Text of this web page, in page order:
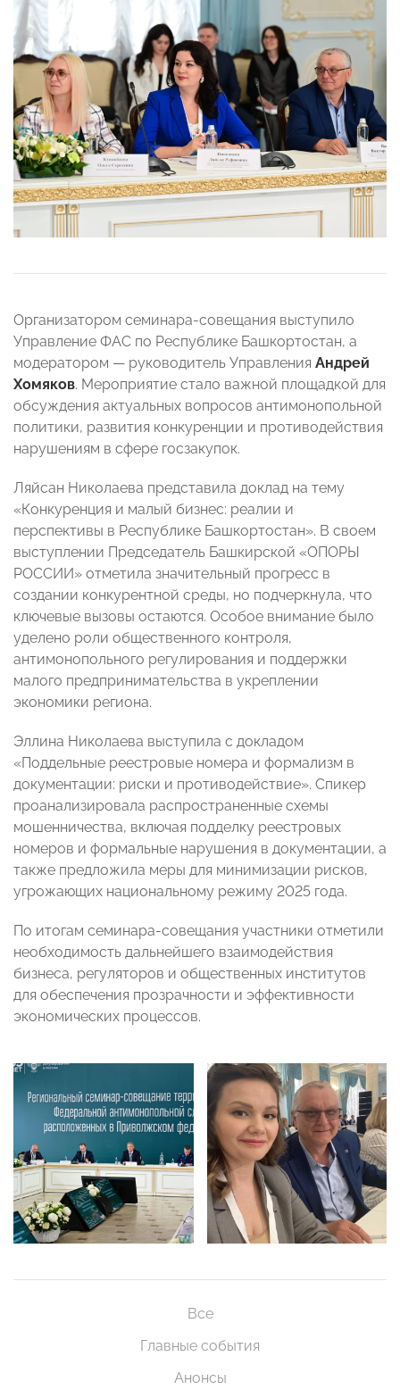
Организатором семинара-совещания выступило
Управление ФАС по Республике Башкортостан, а
модератором — руководитель Управления Андрей
Хомяков. Мероприятие стало важной площадкой для
обсуждения актуальных вопросов антимонопольной
политики, развития конкуренции и противодействия
нарушениям в сфере госзакупок.
Ляйсан Николаева представила доклад на тему
«Конкуренция и малый бизнес: реалии и
перспективы в Республике Башкортостан». В своем
выступлении Председатель Башкирской «ОПОРЫ
РОССИИ» отметила значительный прогресс в
создании конкурентной среды, но подчеркнула, что
ключевые вызовы остаются. Особое внимание было
уделено роли общественного контроля,
антимонопольного регулирования и поддержки
малого предпринимательства в укреплении
экономики региона.
Эллина Николаева выступила с докладом
«Поддельные реестровые номера и формализм в
документации: риски и противодействие». Спикер
проанализировала распространенные схемы
мошенничества, включая подделку реестровых
номеров и формальные нарушения в документации, а
также предложила меры для минимизации рисков,
угрожающих национальному режиму 2025 года.
По итогам семинара-совещания участники отметили
необходимость дальнейшего взаимодействия
бизнеса, регуляторов и общественных институтов
для обеспечения прозрачности и эффективности
экономических процессов.
Все
Главные события
Анонсы